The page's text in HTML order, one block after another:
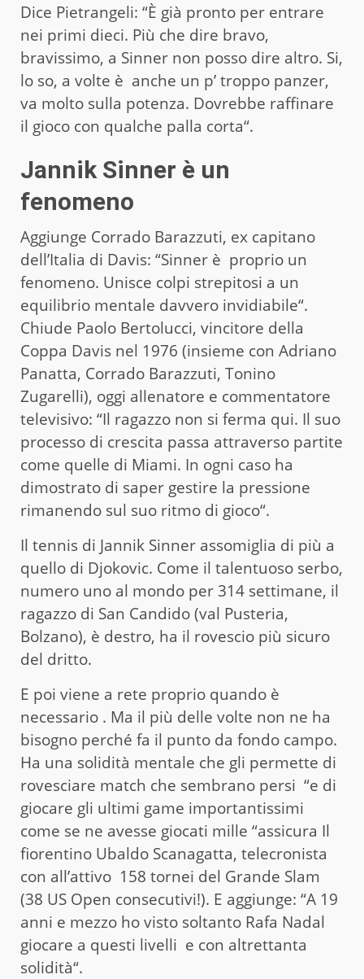
Dice Pietrangeli: “È già pronto per entrare
nei primi dieci. Più che dire bravo,
bravissimo, a Sinner non posso dire altro. Si,
lo so, a volte è anche un p’ troppo panzer,
va molto sulla potenza. Dovrebbe raffinare
il gioco con qualche palla corta“.
Jannik Sinner è un
fenomeno
Aggiunge Corrado Barazzuti, ex capitano
dell’Italia di Davis: “Sinner è proprio un
fenomeno. Unisce colpi strepitosi a un
equilibrio mentale davvero invidiabile“.
Chiude Paolo Bertolucci, vincitore della
Coppa Davis nel 1976 (insieme con Adriano
Panatta, Corrado Barazzuti, Tonino
Zugarelli), oggi allenatore e commentatore
televisivo: “Il ragazzo non si ferma qui. Il suo
processo di crescita passa attraverso partite
come quelle di Miami. In ogni caso ha
dimostrato di saper gestire la pressione
rimanendo sul suo ritmo di gioco“.
Il tennis di Jannik Sinner assomiglia di più a
quello di Djokovic. Come il talentuoso serbo,
numero uno al mondo per 314 settimane, il
ragazzo di San Candido (val Pusteria,
Bolzano), è destro, ha il rovescio più sicuro
del dritto.
E poi viene a rete proprio quando è
necessario . Ma il più delle volte non ne ha
bisogno perché fa il punto da fondo campo.
Ha una solidità mentale che gli permette di
rovesciare match che sembrano persi “e di
giocare gli ultimi game importantissimi
come se ne avesse giocati mille “assicura Il
fiorentino Ubaldo Scanagatta, telecronista
con all’attivo 158 tornei del Grande Slam
(38 US Open consecutivi!). E aggiunge: “A 19
anni e mezzo ho visto soltanto Rafa Nadal
giocare a questi livelli e con altrettanta
solidità“.